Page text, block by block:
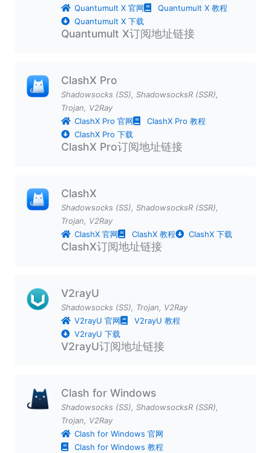
Quantumult X 官网
Quantumult X 教程
Quantumult X 下载
Quantumult X订阅地址链接
ClashX Pro
Shadowsocks (SS), ShadowsocksR (SSR),
Trojan, V2Ray
ClashX Pro 官网
ClashX Pro 教程
ClashX Pro 下载
ClashX Pro订阅地址链接
ClashX
Shadowsocks (SS), ShadowsocksR (SSR),
Trojan, V2Ray
ClashX 官网
ClashX 教程 ClashX 下载
ClashX订阅地址链接
V2rayU
Shadowsocks (SS), Trojan, V2Ray
V2rayU 官网
V2rayU 教程
V2rayU 下载
V2rayU订阅地址链接
Clash for Windows
Shadowsocks (SS), ShadowsocksR (SSR),
Trojan, V2Ray
Clash for Windows 官网
Clash for Windows 教程